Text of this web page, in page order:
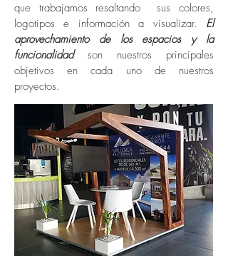
que trabajamos resaltando sus colores,
logotipos e información a visualizar. El
aprovechamiento de los espacios y la
funcionalidadson nuestros principales
objetivos en cada uno de nuestros
proyectos.